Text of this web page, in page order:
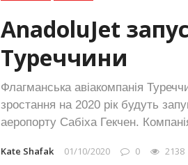
AnadoluJet
Туреччини
Флагманська авіакомпанія
зростання на 2020 рік будуть
аеропорту Сабіха Гекчен.
Kate Shafak 01/10/2020 0 2138